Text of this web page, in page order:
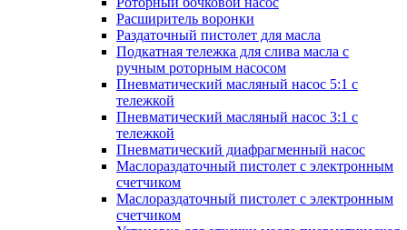
Расширитель воронки
Раздаточный пистолет для масла
Подкатная тележка для слива масла с
ручным роторным насосом
Пневматический масляный насос 5:1 с
тележкой
Пневматический масляный насос 3:1 с
тележкой
Пневматический диафрагменный насос
Маслораздаточный пистолет с электронным
счетчиком
Маслораздаточный пистолет с электронным
счетчиком